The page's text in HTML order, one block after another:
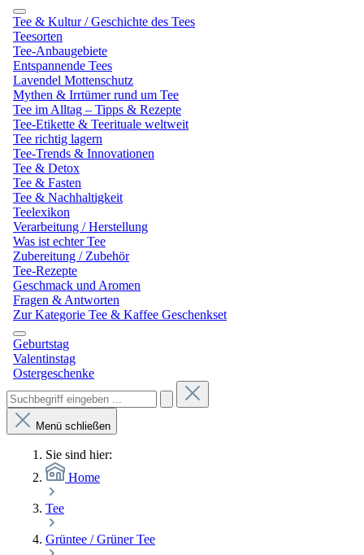
Tee & Kultur / Geschichte des Tees
Teesorten
Tee-Anbaugebiete
Entspannende Tees
Lavendel Mottenschutz
Mythen & Irrtümer rund um Tee
Tee im Alltag – Tipps & Rezepte
Tee-Etikette & Teerituale weltweit
Tee richtig lagern
Tee-Trends & Innovationen
Tee & Detox
Tee & Fasten
Tee & Nachhaltigkeit
Teelexikon
Verarbeitung / Herstellung
Was ist echter Tee
Zubereitung / Zubehör
Tee-Rezepte
Geschmack und Aromen
Fragen & Antworten
Zur Kategorie Tee & Kaffee Geschenkset
Geburtstag
Valentinstag
Ostergeschenke
Menü schließen
Sie sind hier:
Home
Tee
Grüntee / Grüner Tee